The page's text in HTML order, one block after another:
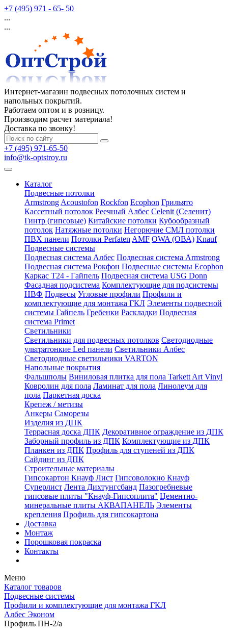
+7 (495) 971 - 65- 50
...
...
Интернет-магазин подвесных потолочных систем и
напольных покрытий.
Работаем оптом и в розницу.
Производим расчет материала!
Доставка по звонку!
+7 (495) 971-65-50
info@tk-optstroy.ru
Каталог
Подвесные потолки
Armstrong Acoustofon Rockfon Ecophon Грильято
Кассетный потолок Реечный Албес Celenit (Селенит)
Гинтр (гипсовые) Китайские потолки Кубообразный
потолок Натяжные потолки Негорючие СМЛ потолки
ПВХ панели Потолки Perfaten AMF OWA (ОВА) Knauf
Подвесные системы
Подвесная система Албес Подвесная система Armstrong
Подвесная система Рокфон Подвесные системы Ecophon
Каркас Т24 - Гайпель Подвесная система USG Donn
Фасадная подсистема Комплектующие для подсистемы
НВФ Подвесы Угловые профили Профили и
комплектующие для монтажа ГКЛ Элементы подвесной
системы Гайпель Гребенки Раскладки Подвесная
система Primet
Светильники
Светильники для подвесных потолков Светодиодные
ультратонкие Led панели Светильники Албес
Светодиодные светильники VARTON
Напольные покрытия
Фальшполы Виниловая плитка для пола Tarkett Art Vinyl
Ковролин для пола Ламинат для пола Линолеум для
пола Паркетная доска
Крепеж / метизы
Анкеры Саморезы
Изделия из ДПК
Террасная доска ДПК Декоративное ограждение из ДПК
Заборный профиль из ДПК Комплектующие из ДПК
Планкен из ДПК Профиль для ступеней из ДПК
Сайдинг из ДПК
Строительные материалы
Гипсокартон Кнауф Лист Гипсоволокно Кнауф
Суперлист Лента Дихтунгсбанд Пазогребневые
гипсовые плиты "Кнауф-Гипсоплита" Цементно-
минеральные плиты АКВАПАНЕЛЬ Элементы
крепления Профиль для гипсокартона
Доставка
Монтаж
Порошковая покраска
Контакты
Меню
Каталог товаров
Подвесные системы
Профили и комплектующие для монтажа ГКЛ
Албес Эконом
Профиль ПН-2/а